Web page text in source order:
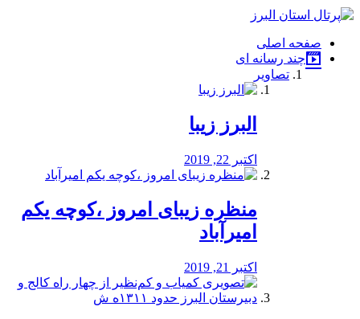
فصد
شرق
تهران
خشکشویی
صفحه اصلی
چند رسانه ای
تصاویر
البرز زیبا
اکتبر 22, 2019
منظره‌‌ زیبای امروز ،کوچه یکم
امیرآباد
اکتبر 21, 2019